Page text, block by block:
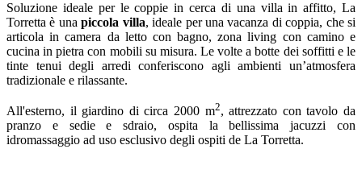
Soluzione ideale per le coppie in cerca di una villa in affitto, La
Torretta è unapiccola villa, ideale per una vacanza di coppia, che si
articola in camera da letto con bagno, zona living con camino e
cucina in pietra con mobili su misura. Le volte a botte dei soffitti e le
tinte tenui degli arredi conferiscono agli ambienti un’atmosfera
tradizionale e rilassante.
All'esterno, il giardino di circa 2000 m2, attrezzato con tavolo da
pranzo e sedie e sdraio, ospita la bellissima jacuzzi con
idromassaggio ad uso esclusivo degli ospiti de La Torretta.